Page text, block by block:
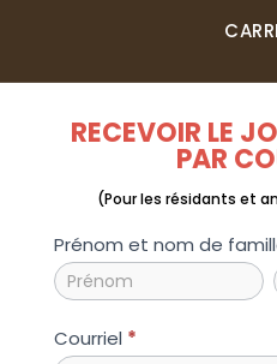
RECEVOIR LE
PAR
(Pour les résidants et
inscription_echo
Prénom et nom de
Prénom
et
nom
de
Courriel *